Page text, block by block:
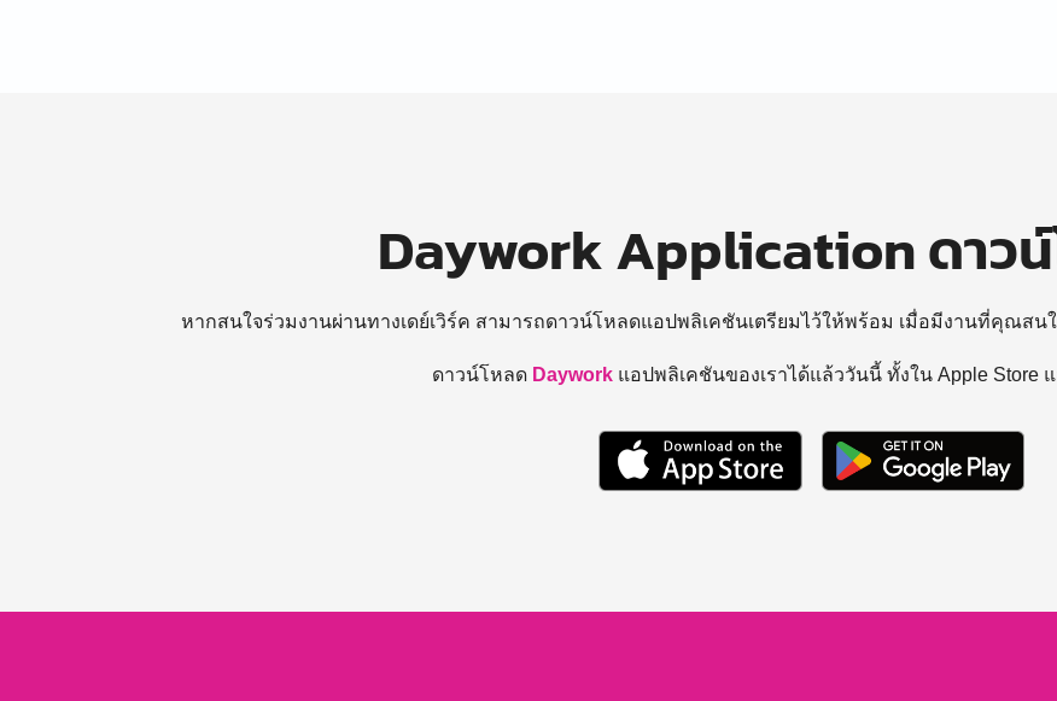
Daywork Application ดาว
หากสนใจร่วมงานผ่านทางเดย์เวิร์ค สามารถดาวน์โหลดแอปพลิเคชันเตรียมไว้ให้พร้อม เมื่อมีงานที่คุณสน
ดาวน์โหลด Daywork แอปพลิเคชันของเราได้แล้ววันนี้ ทั้งใน Apple Store